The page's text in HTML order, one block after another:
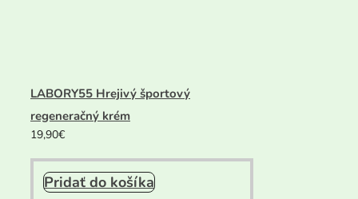
LABORY55 Hrejivý športový
regeneračný krém
19,90€
Pridať do košíka